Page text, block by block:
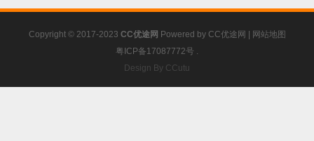
Copyright © 2017-2023 CC优途网 Powered by CC优途网
网站地图
粤ICP备17087772号 .
Design By CCutu